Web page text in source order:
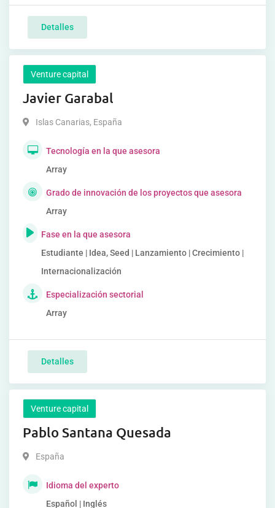
Detalles
Venture capital
Javier Garabal
Islas Canarias, España
Tecnología en la que asesora
Array
Grado de innovación de los proyectos que asesora
Array
Fase en la que asesora
Estudiante | Idea, Seed | Lanzamiento | Crecimiento |
Internacionalización
Especialización sectorial
Array
Detalles
Venture capital
Pablo Santana Quesada
España
Idioma del experto
Español | Inglés